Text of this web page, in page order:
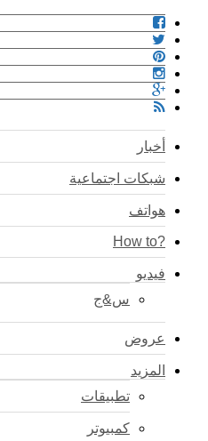
أخبار
شبكات اجتماعية
هواتف
?How to
فيديو
س&ج
عروض
المزيد
تطبيقات
كمبيوتر